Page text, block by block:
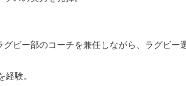
ビー部のコーチを兼任しながら、ラグビー
験。